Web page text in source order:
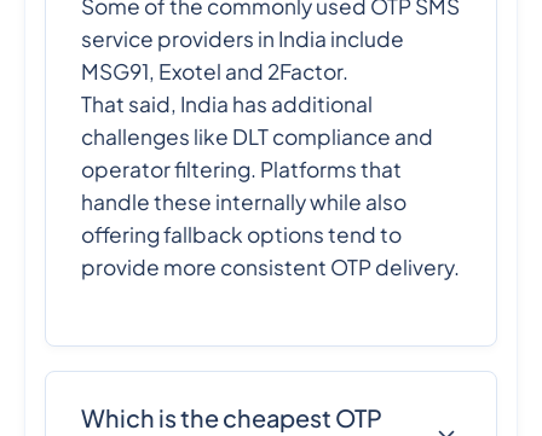
Some of the commonly used OTP SMS
service providers in India include
MSG91, Exotel and 2Factor.
That said, India has additional
challenges like DLT compliance and
operator filtering. Platforms that
handle these internally while also
offering fallback options tend to
provide more consistent OTP delivery.
Which is the cheapest OTP